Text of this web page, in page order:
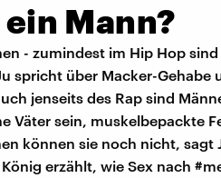
Mann?
- zumindest im Hip Hop
spricht über Macker-Gehabe
jenseits des Rap sind
Väter sein, muskelbepackte
können sie noch nicht, sagt
erzählt, wie Sex nach